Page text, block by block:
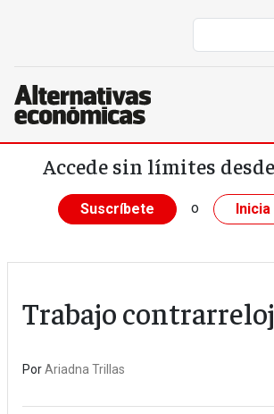
Pasar al contenido principal
Accede sin límites
Suscríbete o
Trabajo contrarreloj
PorAriadna Trillas